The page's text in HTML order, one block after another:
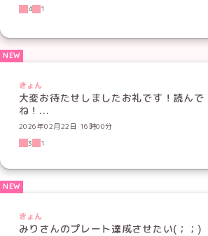
4
1
きょん
大変お待たせしましたお礼です！読んで
ね！...
2026年02月22日 16時00分
3
1
きょん
みりさんのプレート達成させたい(；；)